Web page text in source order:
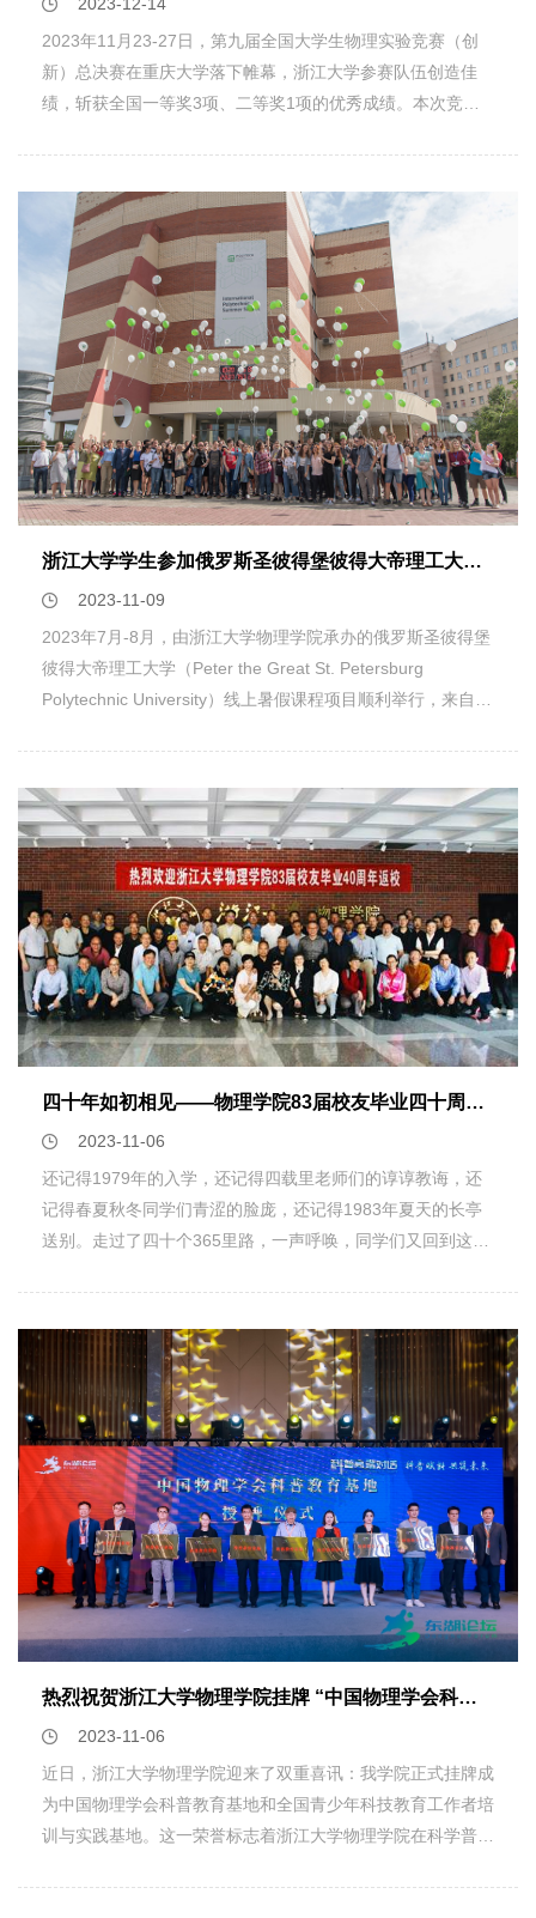
（筹）全国高等学校物理实验教学中心建设与管理研修班（第
一期）正式开班。他表示，“培训”是本次研修班的主题，也是
大学物理课程教学指导委员会被赋予的职责之一。这次借助浙
使命感和社会责任感使大学物理课程教学指导委员会和各高校
一同主动推进教育部对口支援工作。林海青院士希望通过这次
全国高等学校物理实验教学中心建设与管理研修班，开启物理
实验教学师资队伍在教学研究与管理方面的学术会议型的专业
培训新气象，期待在此基础上搭建物理实验教学交流平台，建
设全国性的物理实验教师培训基地，各高校同仁一起探索、共
同进步，为提升物理实验教学质量共创美好未来。张增明教授
期望大家通过建设培训基地并依托基地，介绍先进的教学理
念，交流教学经验，更新教学方法，引入新的教学设计，实现
因材施教，为各学校培养符合不同发展需求的人才。许祝安教
授表示，本次研修班借鉴学术会议，以非常深入的方式分享各
自在实验教学方面的经验和成果，共同探讨物理实验教学的未
实验教师培训基地。塔西买提·玉苏甫教授感谢教育部高等学
校大学物理课程教学指导委员会、中国科学技术大学、浙江大
学、各高校以及全国物理实验教学仪器创新发展联盟整合优秀
资源对新疆师范大学的精准支援，预祝第一期全国高等学校物
江大学物理学院和浙江省物理学会承办，全国物理实验教学仪
器创新发展联盟协办的专业性教师培训活动。该活动旨在促进
全国各高校物理实验教学的发展，细化落实教育部高校对口支
援工作及物理实验“101计划”师资培训事宜，加强各高校实验
教师之间的交流，切实提升物理实验教学中心的建设与管理水
平，加快推进全国物理实验教师培训基地在浙江大学的建设工
作。在为期两天的研修班活动中，中国科学技术大学张增明教
授、浙江大学唐睿康教授、北京大学张朝晖教授、复旦大学乐
永康教授、东南大学熊宏齐教授、东北师范大学李金环教授、
体系的构建、面向一流的实验教学人才建设、科研引领推动物
理实验教学、物理实验教学的中外交流、专业实验教学体系化
标准化建设、国家级实验教学示范中心建设、物联网与可视化
技术赋能物理实验教学、实验教学的思考与探索等主题各作了
长达一个半小时的深入报告，开启了物理实验教学研究与管理
班为他们提供了一个难得的且深入的专业性学习和交流的机
会，收获满满。此次全国高等学校物理实验教学中心建设与管
理研修班（第一期）的成功举办，不仅为教师代表们提供了宝
贵的学习交流机会，也进一步夯实了全国物理实验教师培训基
地的建设工作，希望以此为开端，发挥各自优势，促进全国实
验教学与管理的共同进步，为全国物理实验教学的繁荣与发展
贡献力量。
2023年11月23-27日，第九届全国大学生物理实验竞赛（创
新）总决赛在重庆大学落下帷幕，浙江大学参赛队伍创造佳
绩，斩获全国一等奖3项、二等奖1项的优秀成绩。本次竞赛
生准备充分、发挥优异。命题类作品《双层六角结构的衍射摩
尔纹探究》（参赛学生：刘瑞洋,周一全,高滢颖,唐彬轩），自
选类虚拟仿真作品《基于问题的虚拟仿真实验 ——以牛顿圈
实验为例》（参赛学生：陈昊旸,姚治威,刘子溟,付孜晗），讲
课类作品《声速的测定实验》（参赛学生：孙俊涵,汪涵,华展
辉）等三项作品获得国家级一等奖。自选类作品《基于红外热
成像仪的热浮法湍射流流态转捩机理的探究》（参赛学生：谢
永青,叶皓天,王加涵,高毅）获得国家二等奖。决赛现场参赛学
生照片全国大学生物理实验竞赛（创新）由国家级实验教学示
范中心联席会物理学科组、全国高校实验物理教学研究会、中
国物理学会物理教学指导委员会联合主办，是全国普通高校大
旦大学、浙江大学等603所高校，2340支队伍，13000多人次
报名参赛，最终有231所高校、427支队伍参加本次现场国赛
决赛。比赛采取预赛、决赛赛制，由来自全国各高校的教师组
成的专家评审团对作品进行公平、严格评审，最终选出各奖
项。
浙江大学学生参加俄罗斯圣彼得堡彼得大帝理工大学线上暑假课程项目
2023-11-09
2023年7月-8月，由浙江大学物理学院承办的俄罗斯圣彼得堡
彼得大帝理工大学（Peter the Great St. Petersburg
Polytechnic University）线上暑假课程项目顺利举行，来自浙
项目展示等部分，为同学们带来了难忘的交流体验。一.跨文
化交流跨文化交流（Cross-Cultural Communication and
Research）课程中，老师教授了同学们文化和沟通的基本概
念和定义。同学们亲身参与了几项有趣的跨文化交流案例，包
括如何跨文化做生意，在谈判研讨会达成双赢；学习了许多有
效的商业通信方式，例如撰写商业信件、电子邮件、正式商业
报告和提案、如何使用大众媒体进行有效的沟通，并且创建出
有效的新闻稿；除此以外还学习了关于科学研究基础的知识和
数字资源。课程以科学实践的形式举行，尽可能接近跨文化商
业沟通和科学研究的实际应用场景。老师通过开展讲座、研讨
会和商业游戏等，为同学们展现了跨文化做生意最重要和最具
挑战性的问题，语言和非语言沟通及一些与大众媒体沟通的细
节。在线讲座让老师与小组成员同步进行谈话，进一步加深了
同学们对知识的了解与利用。同学们通过学习也掌握了信息处
理的技能，加深了对dasff科学研究所需的各种数字资源的理
Fundamentals）为同学们打开了空间技术之门。课程首先为
引入，再过渡到如今的宇宙图景。随后老师为同学们介绍了自
工业革命后人类科技的大发展，以及由此催生出的一系列新的
发现和发明。在此背景下，老师为同学们介绍了许多重大空间
技术，如激光通讯，纳米卫星的电路结构及控制软件设计，并
针对这些技术的实际应用进行了详细阐述，包括如何使用无线
电沟通卫星与地面控制台，纳米卫星的的遥感观测等。课程的
最后，老师将同学们两两分组，自行设计具备一定功能的纳米
卫星。该课程为同学们奠定了近代空间技术的理论基础，拓展
了同学们的物理学眼界，帮助同学们将理论知识应用在实践
中。三.沉浸式体验俄罗斯文学、历史与艺术“沉浸式体验俄罗
斯文学、历史与艺术”（Immersion into the Russian
Literature, History and Art）课程分为三个部分，分别是俄罗
斯文化与传统、俄罗斯文学和俄罗斯艺术。在俄罗斯文化与传
四十年如初相见――物理学院83届校友毕业四十周年返校纪实
2023-11-06
还记得1979年的入学，还记得四载里老师们的谆谆教诲，还
记得春夏秋冬同学们青涩的脸庞，还记得1983年夏天的长亭
送别。走过了四十个365里路，一声呼唤，同学们又回到这熟
里，甚至有的同学从美国飞奔而来，机场直达校园，思念之
情，溢于言表。在物理学院新大楼里，同学们感慨物理学院这
些年来飞速地变化，在一楼大厅里开心地拍照留影，在毕业墙
上找到自己的毕业照时，更是激动地欢呼雀跃！ 随后，校友
们在物理学院新大楼报告厅举行了座谈会。物理学院常务副院
长王孝群、党委副书记邹安川参加。座谈会上，王孝群向校友
们详细介绍了物理学院的现状及未来的发展规划，指出现在正
是物理学院快速蓬勃发展的时期，学院在人才队伍、学科建
设、人才培养、科学研究等方面取得令人欣喜的成绩，这些都
离不开广大校友的关注和支持。邹安川强调，校友是学院最宝
贵的财富，是学院办学成果最有力的体现。校友与母院是情感
院和母校的发展，学院也将为校友的发展提供积极的支持。随
后，本次活动的组织者盛正卯老师连线未能到场的其他同学线
上交流，分别介绍了自己这四十年来的历程，畅聊这几十年来
的变化和感受。 聚的时间总是短暂的，转眼又各奔东西，道
一声再见！也期待着再聚首，愿岁月静好，初心依旧！！
热烈祝贺浙江大学物理学院挂牌 “中国物理学会科普教育基地 ” “全国青少年科技教育工作者培训与实践基地”
2023-11-06
近日，浙江大学物理学院迎来了双重喜讯：我学院正式挂牌成
为中国物理学会科普教育基地和全国青少年科技教育工作者培
训与实践基地。这一荣誉标志着浙江大学物理学院在科学普